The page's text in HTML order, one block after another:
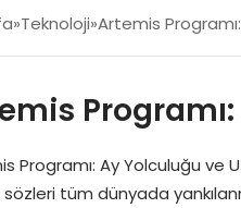
Teknoloji Artemis
Programı: Ay Yolculuğu ve
sözleri tüm dünyada